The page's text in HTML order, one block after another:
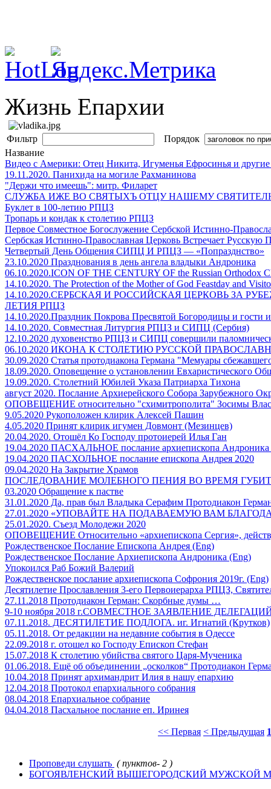
Жизнь Епархии
Фильтр
Порядок
Название
Видео с Америки: Отец Никита, Игуменья Ефросинья и другие
19.11.2020. Панихида на могиле Рахманинова
"Держи что имеешь": митр. Филарет
СЛУЖБА ИЖЕ ВО СВЯТЫХЪ ОТЦУ НАШЕМУ
Буклет в 100-летию РПЦЗ
Тропарь и кондак к столетию РПЦЗ
Первое Совместное Богослужение Сербской Истинно-
Сербская Истинно-Православная Церковь Встречает Русскую
Четвертый День Общения СИПЦ И РПЦЗ — «Попразднство»
23.10.2020 Празднования в день ангела владыки Андроника
06.10.2020.ICON OF THE CENTURY OF the Russian Orthodox
14.10.2020. The Protection of the Mother of God Feastday and
14.10.2020.СЕРБСКАЯ И РОССИЙСКАЯ ЦЕРКОВЬ ЗА
ЛЕТИЯ РПЦЗ
14.10.2020.Праздник Покрова Пресвятой Богородицы и гости
14.10.2020. Совместная Литургия РПЦЗ и СИПЦ (Сербия)
12.10.2020 духовенство РПЦЗ и СИПЦ совершили
06.10.2020 ИКОНА К СТОЛЕТИЮ РУССКОЙ
30.09.2020 Статья протодиакона Германа "Мемуары
18.09.2020. Оповещение о установлении
19.09.2020. Столетний Юбилей Указа Патриарха Тихона
август 2020. Послание Архиерейского Собора Зарубежного
ОПОВЕЩЕНИЕ относительно "схимитрополита" Зосимы
9.05.2020 Рукоположен клирик Алексей Пашин
4.05.2020 Принят клирик игумен Довмонт (Мезинцев)
20.04.2020. Отошёл Ко Господу протоиерей Илья Ган
19.04.2020 ПАСХАЛЬНОЕ послание архиепископа Андроника
19.04.2020 ПАСХОЛЬНОЕ послание епископа Андрея 2020
09.04.2020 На Закрытие Храмов
ПОСЛЕДОВАНИЕ МОЛЕБНОГО ПЕНИЯ ВО ВРЕМЯ
03.2020 Обращение к пастве
31.01.2020 Да, прав был Владыка Серафим Протодиакон
27.01.2020 «УПОВАЙТЕ НА ПОДАВАЕМУЮ ВАМ
25.01.2020. Съезд Молодежи 2020
ОПОВЕЩЕНИЕ Относительно «архиепископа Сергия»,
Рождественское Послание Епископа Андрея (Eng)
Рождественское Послание Архиепископа Андроника (Eng)
Упокоился Раб Божий Валерий
Рождественское послание архиепископа Софрония 2019г. (Eng)
Десятилетие Прославления 3-его Первоиерарха РПЦЗ,
27.11.2018 Протодиакон Герман: Скорбные думы …
9-10 ноября 2018 г.СОВМЕСТНОЕ ЗАЯВЛЕНИЕ
07.11.2018. ДЕСЯТИЛЕТИЕ ПОДЛОГА. иг. Игнатий (Крутков)
05.11.2018. От редакции на недавние события в Одессе
22.09.2018 г. отошел ко Господу Епископ Стефан
15.07.2018 К столетию убийства святого Царя-Мученика
01.06.2018. Ещё об объединении „осколков“ Протодиакон
10.04.2018 Принят архимандрит Илия в нашу епархию
12.04.2018 Протокол епархиального собрания
08.04.2018 Епархиальное собрание
04.04.2018 Пасхальное послание еп. Иринея
<< Первая < Предыдущая 1
Проповеди слушать ( пунктов- 2 )
БOГОЯВЛЕНСКИЙ ВЫШЕГОРОДСКИЙ МУЖСКОЙ